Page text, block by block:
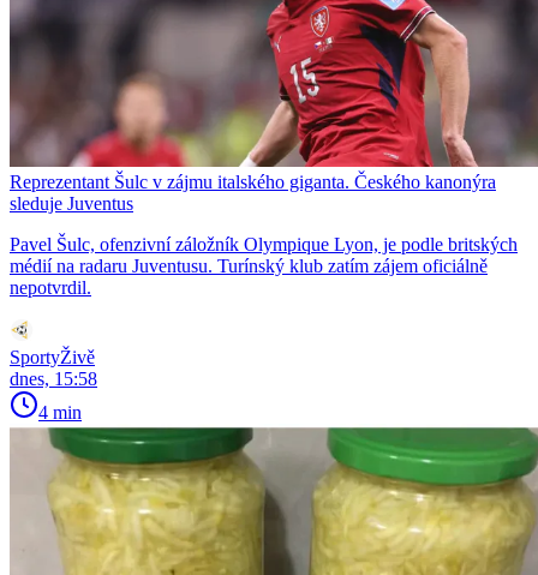
Reprezentant Šulc v zájmu italského giganta. Českého kanonýra
sleduje Juventus
Pavel Šulc, ofenzivní záložník Olympique Lyon, je podle britských
médií na radaru Juventusu. Turínský klub zatím zájem oficiálně
nepotvrdil.
SportyŽivě
dnes, 15:58
4 min